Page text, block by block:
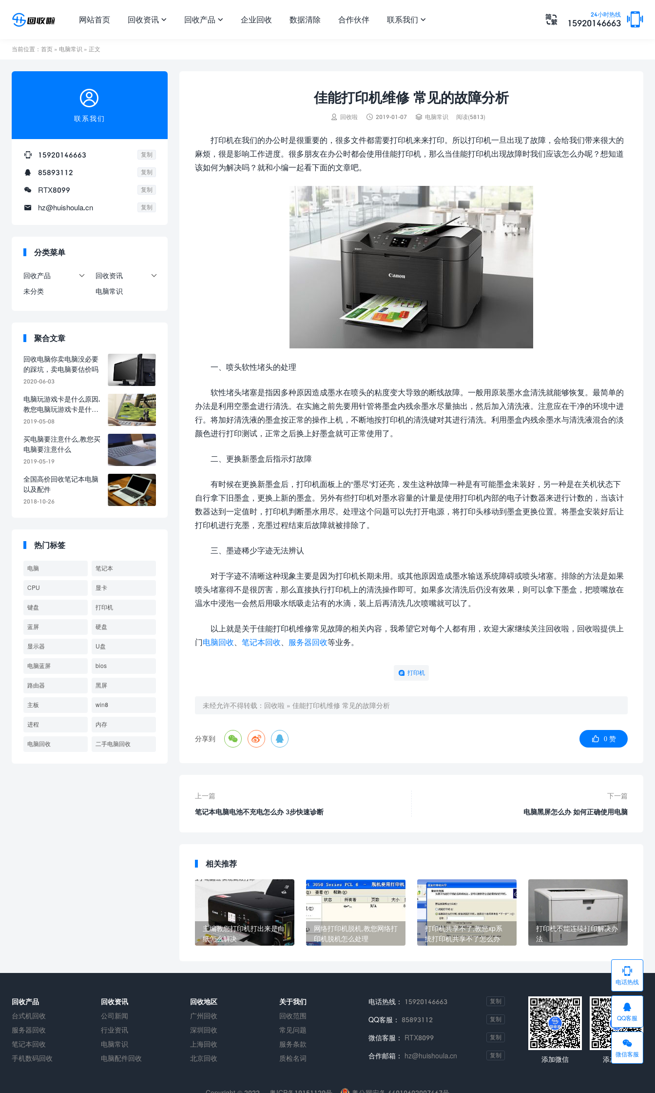
24小时热线
15920146663 

网站首页 回收资讯  回收产品  企业回收 数据清除 合作伙伴 联系我们 
当前位置： 首页 » 电脑常识 » 正文
佳能打印机维修 常见的故障分析
 回收啦  2019-01-07  电脑常识 阅读(5813)
打印机在我们的办公时是很重要的，很多文件都需要打印机来来打印。所以打印机一旦出现了故障，会给我们带来很大的
麻烦，很是影响工作进度。很多朋友在办公时都会使用佳能打印机，那么当佳能打印机出现故障时我们应该怎么办呢？想知道
该如何为解决吗？就和小编一起看下面的文章吧。
一、喷头软性堵头的处理
软性堵头堵塞是指因多种原因造成墨水在喷头的粘度变大导致的断线故障。一般用原装墨水盒清洗就能够恢复。最简单的
办法是利用空墨盒进行清洗。在实施之前先要用针管将墨盒内残余墨水尽量抽出，然后加入清洗液。注意应在干净的环境中进
行。将加好清洗液的墨盒按正常的操作上机，不断地按打印机的清洗键对其进行清洗。利用墨盒内残余墨水与清洗液混合的淡
颜色进行打印测试，正常之后换上好墨盒就可正常使用了。
二、更换新墨盒后指示灯故障
有时候在更换新墨盒后，打印机面板上的“墨尽”灯还亮，发生这种故障一种是有可能墨盒未装好，另一种是在关机状态下
自行拿下旧墨盒，更换上新的墨盒。另外有些打印机对墨水容量的计量是使用打印机内部的电子计数器来进行计数的，当该计
数器达到一定值时，打印机判断墨水用尽。处理这个问题可以先打开电源，将打印头移动到墨盒更换位置。将墨盒安装好后让
打印机进行充墨，充墨过程结束后故障就被排除了。
三、墨迹稀少字迹无法辨认
对于字迹不清晰这种现象主要是因为打印机长期未用。或其他原因造成墨水输送系统障碍或喷头堵塞。排除的方法是如果
喷头堵塞得不是很厉害，那么直接执行打印机上的清洗操作即可。如果多次清洗后仍没有效果，则可以拿下墨盒，把喷嘴放在
温水中浸泡一会然后用吸水纸吸走沾有的水滴，装上后再清洗几次喷嘴就可以了。
以上就是关于佳能打印机维修常见故障的相关内容，我希望它对每个人都有用，欢迎大家继续关注回收啦，回收啦提供上
门电脑回收 笔记本回收 服务器回收等业务。
打印机
未经允许不得转载： 回收啦 » 佳能打印机维修 常见的故障分析
分享到     0 赞
上一篇
笔记本电脑电池不充电怎么办 3步快速诊断
下一篇
电脑黑屏怎么办 如何正确使用电脑
相关推荐
主编教您打印机打出来是白
纸怎么解决
网络打印机脱机,教您网络打
印机脱机怎么处理
打印机共享不了,教您xp系
统打印机共享不了怎么办
打印机不能连续打印解决办
法

联系我们
 15920146663 复制
 85893112 复制
 RTX8099 复制
 hz@huishoula.cn 复制
分类菜单
回收产品  回收资讯 
未分类 电脑常识
聚合文章
回收电脑你卖电脑没必要
的踩坑，卖电脑要估价吗
2020-06-03
电脑玩游戏卡是什么原因.
教您电脑玩游戏卡是什么
原因造成的
2019-05-08
买电脑要注意什么,教您买
电脑要注意什么
2019-05-19
全国高价回收笔记本电脑
以及配件
2018-10-26
热门标签
电脑 笔记本
CPU 显卡
键盘 打印机
蓝屏 硬盘
显示器 U盘
电脑蓝屏 bios
路由器 黑屏
主板 win8
进程 内存
电脑回收 二手电脑回收

电话热线

QQ客服

微信客服
回收产品
台式机回收
服务器回收
笔记本回收
手机数码回收
回收资讯
公司新闻
行业资讯
电脑常识
电脑配件回收
回收地区
广州回收
深圳回收
上海回收
北京回收
关于我们
回收范围
常见问题
服务条款
质检名词
电话热线： 15920146663 复制
QQ客服： 85893112 复制
微信客服： RTX8099 复制
合作邮箱： hz@huishoula.cn 复制 添加微信 添加微信